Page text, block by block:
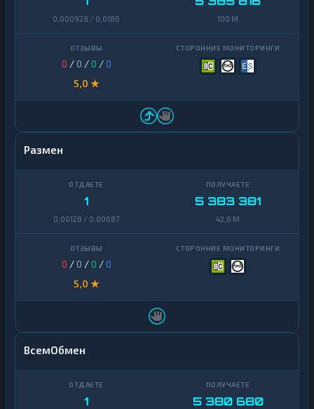
0,000928 / 0,0186 100 M
0 / 0 /0 /0
5,0 ★
Размен
1
0,00128 / 0,00687
5 383 381
42,6 M
0 / 0 /0 /0
5,0 ★
ВсемОбмен
1 5 380 680